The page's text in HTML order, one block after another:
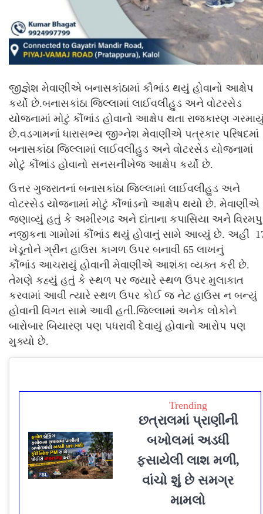
જીજ્ઞેશ મેવાણીએ બનાસકાંઠામાં કૌભાંડ થયું હોવાનો આક્ષેપ
કર્યો છે.બનાસકાંઠા જિલ્લામાં લાઈવલીહુડ અને વોટરસેડ
યોજનામાં મોટું કૌંભાંડ હોવાનો આક્ષેપ થતા રાજકારણ
છે.વડગામનાં ધારાસભ્ય જીગ્નેશ મેવાણીએ પત્રકાર પરિષદમાં
બનાસકાંઠા જિલ્લામાં લાઈવલીહુડ અને વોટરસેડ યોજનામાં
મોટું કૌંભાંડ હોવાનો સનસનીખેજ આક્ષેપ કર્યો છે.
ઉત્તર ગુજરાતનાં બનાસકાંઠા જિલ્લામાં લાઈવલીહુડ અને
વોટરસેડ યોજનામાં મોટું કૌંભાંડનો આક્ષેપ થયો છે. મેવાણીએ
જણાવ્યું હતું કે અમીરગઢ અને દાંતાના કપાસિયા અને
નજીકના ગામોમાં કૌંભાંડ થયું હોવાનું સામે આવ્યું છે. અહીં
ખેડૂતોને ગ્રીન હાઉસ કાગળ ઉપર બનાવી 65 લાખનું
કૌંભાંડ આચરાયું હોવાની મેવાણીએ આશંકા વ્યક્ત કરી છે.
તેમણે કહ્યું હતું કે સ્થળ પર જ્યારે સ્થળ ઉપર મુલાકાત
કરવામાં આવી ત્યારે સ્થળ ઉપર કોઈ જ નેટ હાઉસ ન બન્યું
હોવાની વિગત સામે આવી હતી.જિલ્લામાં અનેક લોકોને
બારોબાર બિયારણ પણ પધરાવી દેવાયું હોવાનો આરોપ પણ
મુક્યો છે.
Trending
છત્રાલમાં પ્રાણીની
બખોલમાં અડધી
ફસાયેલી લાશ મળી,
વાંચો શું છે સમગ્ર
મામલો